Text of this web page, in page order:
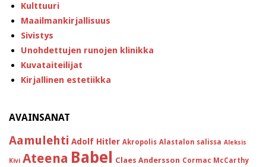
Kulttuuri
Maailmankirjallisuus
Sivistys
Unohdettujen runojen klinikka
Kuvataiteilijat
Kirjallinen estetiikka
AVAINSANAT
Aamulehti Adolf Hitler Akropolis Alastalon salissa Aleksis
Kivi Ateena Babel Claes Andersson Cormac McCarthy